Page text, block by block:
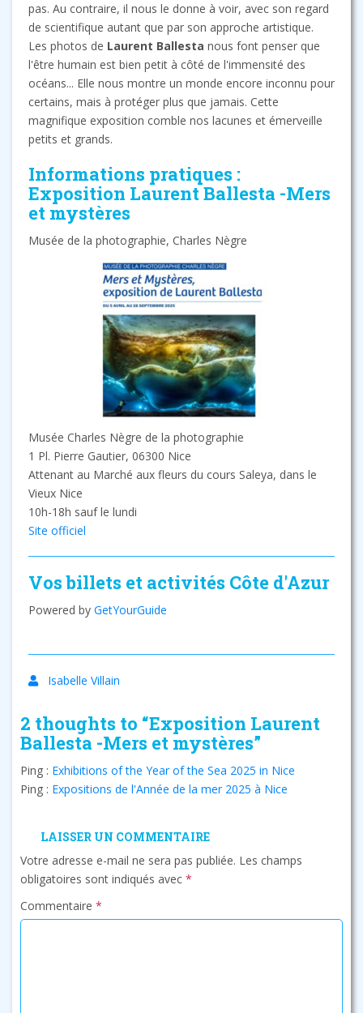
pas. Au contraire, il nous le donne à voir, avec son regard
de scientifique autant que par son approche artistique.
Les photos de Laurent Ballesta nous font penser que
l'être humain est bien petit à côté de l'immensité des
océans... Elle nous montre un monde encore inconnu pour
certains, mais à protéger plus que jamais. Cette
magnifique exposition comble nos lacunes et émerveille
petits et grands.
Informations pratiques :
Exposition Laurent Ballesta -Mers
et mystères
Musée de la photographie, Charles Nègre
Musée Charles Nègre de la photographie
1 Pl. Pierre Gautier, 06300 Nice
Attenant au Marché aux fleurs du cours Saleya, dans le
Vieux Nice
10h-18h sauf le lundi
Site officiel
Vos billets et activités Côte d'Azur
Powered by GetYourGuide
Isabelle Villain
2 thoughts to “Exposition Laurent
Ballesta -Mers et mystères”
Ping : Exhibitions of the Year of the Sea 2025 in Nice
Ping : Expositions de l'Année de la mer 2025 à Nice
LAISSER UN COMMENTAIRE
Votre adresse e-mail ne sera pas publiée. Les champs
obligatoires sont indiqués avec *
Commentaire *